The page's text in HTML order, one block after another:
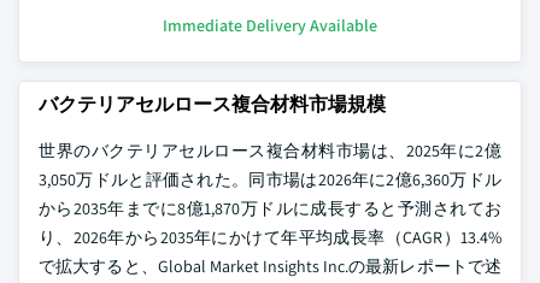
Immediate Delivery Available
バクテリアセルロース複合材料市場規模
世界のバクテリアセルロース複合材料市場は、2025年に2億
3,050万ドルと評価された。同市場は2026年に2億6,360万ドル
から2035年までに8億1,870万ドルに成長すると予測されてお
り、2026年から2035年にかけて年平均成長率（CAGR）13.4%
で拡大すると、Global Market Insights Inc.の最新レポートで述